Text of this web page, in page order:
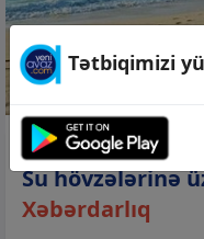
08 avq 2026, 15:47
Su hövzələrinə
Xəbərdarlıq
Tətbiqimizi